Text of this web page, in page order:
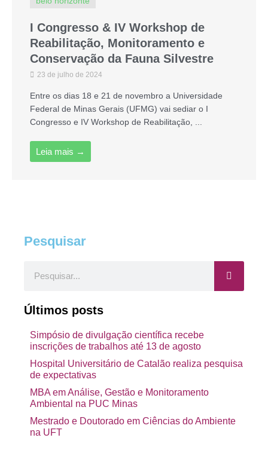
I Congresso & IV Workshop de
Reabilitação, Monitoramento e
Conservação da Fauna Silvestre
23 de julho de 2024
Entre os dias 18 e 21 de novembro a Universidade
Federal de Minas Gerais (UFMG) vai sediar o I
Congresso e IV Workshop de Reabilitação, ...
Leia mais →
Pesquisar
Últimos posts
Simpósio de divulgação científica recebe
inscrições de trabalhos até 13 de agosto
Hospital Universitário de Catalão realiza pesquisa
de expectativas
MBA em Análise, Gestão e Monitoramento
Ambiental na PUC Minas
Mestrado e Doutorado em Ciências do Ambiente
na UFT